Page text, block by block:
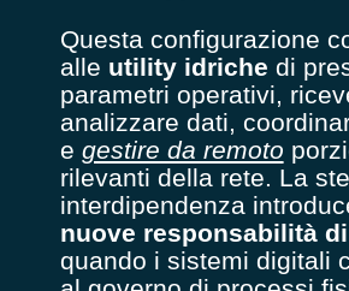
Questa configurazione
alle utility idriche di
parametri operativi,
analizzare dati,
e gestire da remoto
rilevanti della rete. La
interdipendenza
nuove responsabilità
quando i sistemi digitali